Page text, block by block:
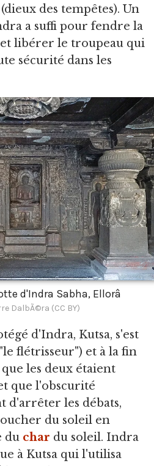
des tempêtes). Un
a suffi pour fendre la
libérer le troupeau qui
sécurité dans les
d'Indra Sabha, Ellorâ
DalbÃ©ra (CC BY)
d'Indra, Kutsa, s'est
flétrisseur") et à la fin
les deux étaient
que l'obscurité
d'arrêter les débats,
du soleil en
du char du soleil. Indra
à Kutsa qui l'utilisa